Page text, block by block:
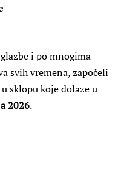
i po mnogima
svih vremena, započeli
sklopu koje dolaze u
2026.